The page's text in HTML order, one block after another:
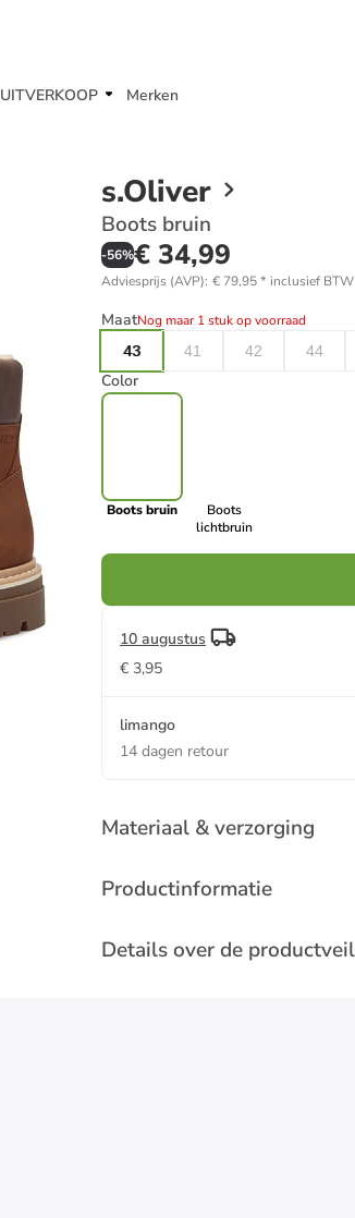
UITVERKOOP Merken
s.Oliver
Boots bruin
-56%€ 34,99
Adviesprijs (AVP): € 79,95* inclusief BTW
MaatNog maar 1 stuk op voorraad
43
41 42 44
Color
Boots bruin
Boots
lichtbruin
10 augustus
€ 3,95
limango
14 dagen retour
Materiaal & verzorging
Productinformatie
Details over de